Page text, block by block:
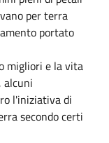
per terra
portato
migliori e la vita
alcuni
l'iniziativa di
secondo certi